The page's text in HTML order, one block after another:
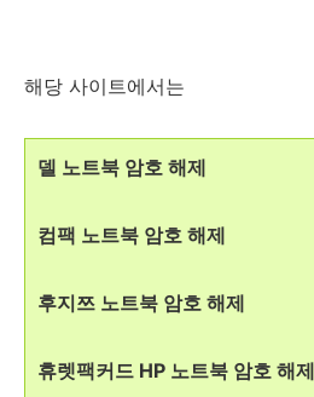
해당 사이트에서는
델 노트북 암호 해제
컴팩 노트북 암호 해제
후지쯔 노트북 암호 해제
휴렛팩커드 HP 노트북 암호 해제